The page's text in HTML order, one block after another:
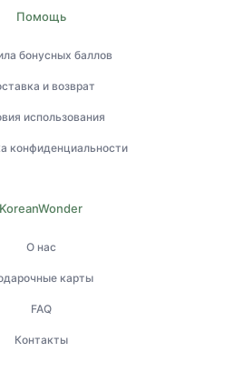
Помощь
бонусных баллов
и возврат
использования
конфиденциальности
KoreanWonder
О нас
карты
FAQ
Контакты